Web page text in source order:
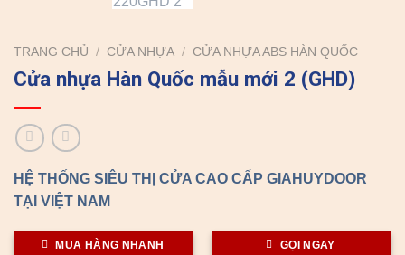
TRANG CHỦ / CỬA NHỰA / CỬA NHỰA ABS HÀN QUỐC
Cửa nhựa Hàn Quốc mẫu mới 2 (GHD)
HỆ THỐNG SIÊU THỊ CỬA CAO CẤP GIAHUYDOOR
TẠI VIỆT NAM
MUA HÀNG NHANH GỌI NGAY